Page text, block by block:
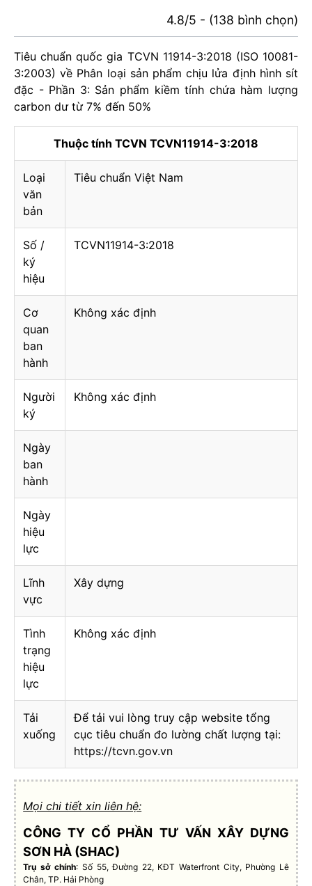
4.8/5 - (138 bình chọn)
Tiêu chuẩn quốc gia TCVN 11914-3:2018 (ISO 10081-
3:2003) về Phân loại sản phẩm chịu lửa định hình sít
đặc - Phần 3: Sản phẩm kiềm tính chứa hàm lượng
carbon dư từ 7% đến 50%
Thuộc tính TCVN TCVN11914-3:2018
Loại
văn
bản
Tiêu chuẩn Việt Nam
Số /
ký
hiệu
TCVN11914-3:2018
Cơ
quan
ban
hành
Không xác định
Người
ký
Không xác định
Ngày
ban
hành
Ngày
hiệu
lực
Lĩnh
vực
Xây dựng
Tình
trạng
hiệu
lực
Không xác định
Tải
xuống
Để tải vui lòng truy cập website tổng
cục tiêu chuẩn đo lường chất lượng tại:
https://tcvn.gov.vn
Mọi chi tiết xin liên hệ:
CÔNG TY CỔ PHẦN TƯ VẤN XÂY DỰNG
SƠN HÀ (SHAC)
Trụ sở chính: Số 55, Đường 22, KĐT Waterfront City, Phường Lê
Chân, TP. Hải Phòng